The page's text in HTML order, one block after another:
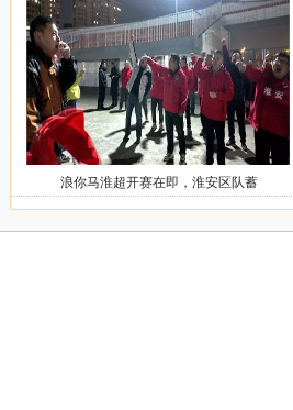
浪你马淮超开赛在即，淮安区队蓄